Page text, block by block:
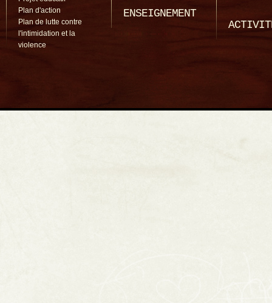
Plan d'action
Plan de lutte contre
l'intimidation et la
violence
ENSEIGNEMENT